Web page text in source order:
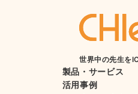
世界中の先生を
製品・サービス
活用事例